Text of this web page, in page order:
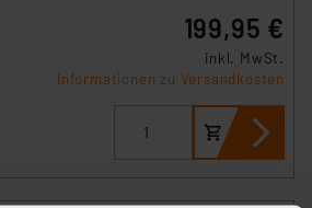
199,95 €
inkl. MwSt.
Informationen zu Versandkosten